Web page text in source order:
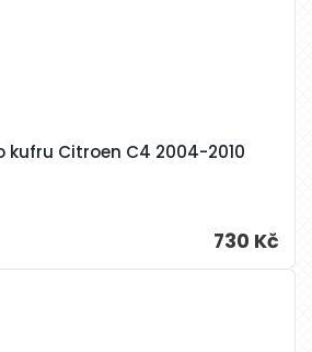
Citroen C4 2004-2010
730 Kč